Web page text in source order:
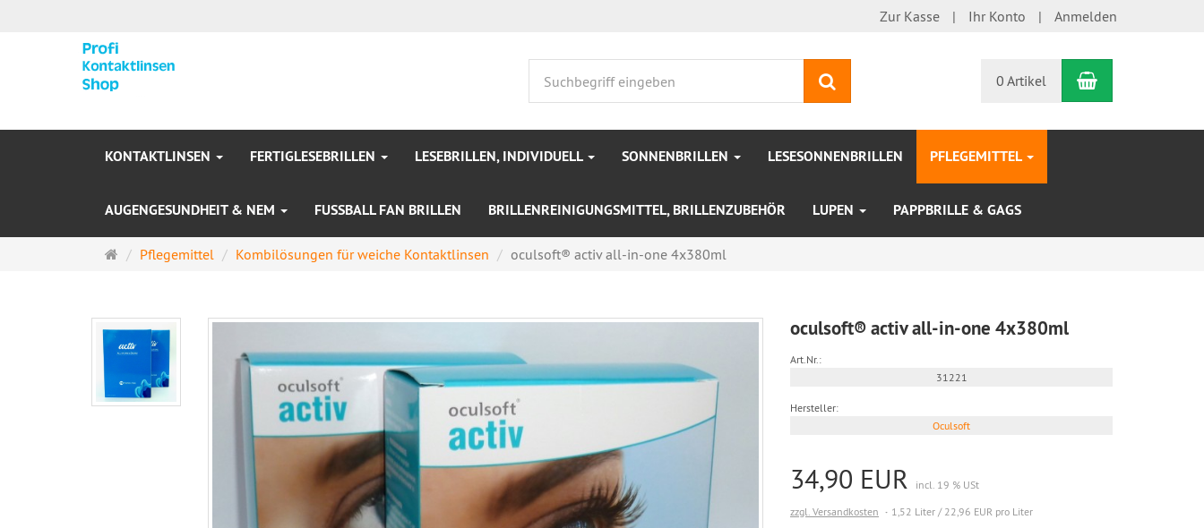
Zur Kasse Ihr Konto Anmelden
0 Artikel Warenkorb
KONTAKTLINSEN FERTIGLESEBRILLEN LESEBRILLEN, INDIVIDUELL SONNENBRILLEN LESESONNENBRILLEN PFLEGEMITTEL
AUGENGESUNDHEIT & NEM FUSSBALL FAN BRILLEN BRILLENREINIGUNGSMITTEL, BRILLENZUBEHÖR LUPEN PAPPBRILLE & GAGS
Startseite
Pflegemittel Kombilösungen für weiche Kontaktlinsen oculsoft® activ all-in-one 4x380ml
oculsoft® activ all-in-one 4x380ml
Art.Nr.:
31221
Hersteller:
Oculsoft
34,90 EUR
incl. 19 % USt
zzgl. Versandkosten
1,52 Liter / 22,96 EUR pro Liter